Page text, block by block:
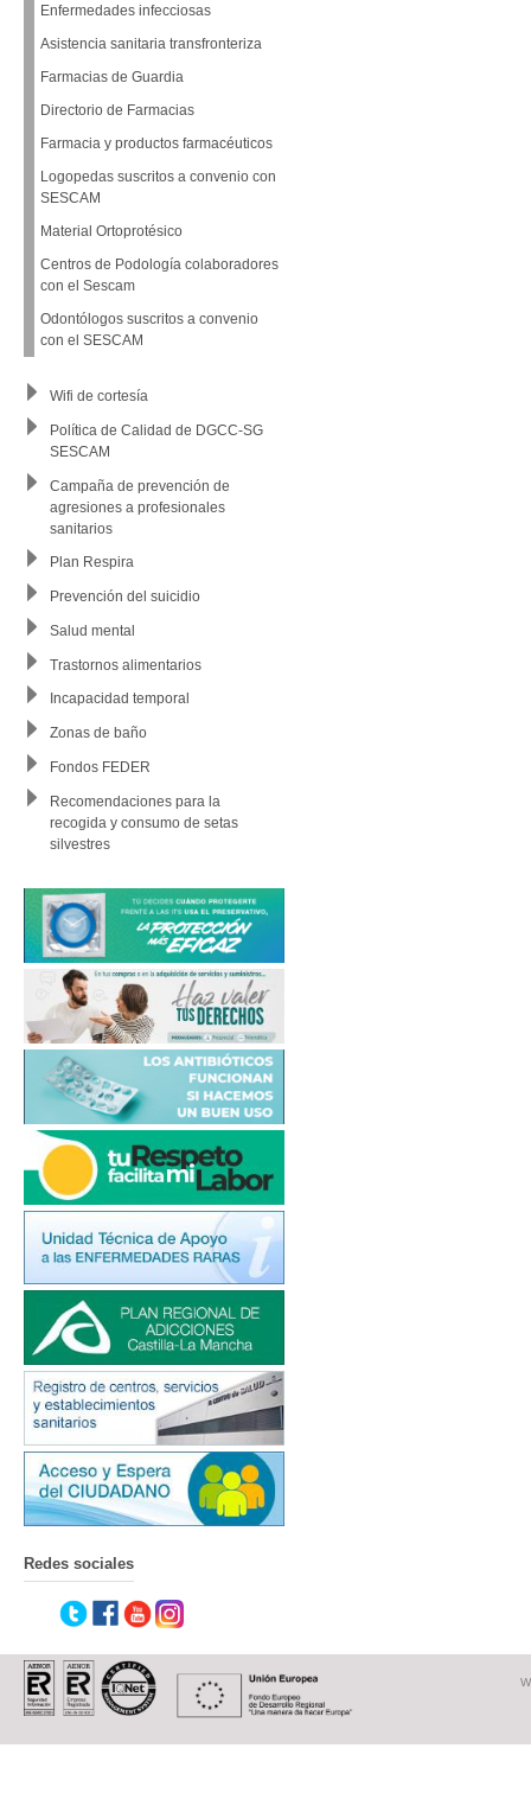
Enfermedades infecciosas
Asistencia sanitaria transfronteriza
Farmacias de Guardia
Directorio de Farmacias
Farmacia y productos farmacéuticos
Logopedas suscritos a convenio con
SESCAM
Material Ortoprotésico
Centros de Podología colaboradores
con el Sescam
Odontólogos suscritos a convenio
con el SESCAM
Wifi de cortesía
Política de Calidad de DGCC-SG
SESCAM
Campaña de prevención de
agresiones a profesionales
sanitarios
Plan Respira
Prevención del suicidio
Salud mental
Trastornos alimentarios
Incapacidad temporal
Zonas de baño
Fondos FEDER
Recomendaciones para la
recogida y consumo de setas
silvestres
Redes sociales